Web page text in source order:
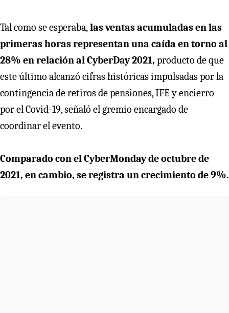
Tal como se esperaba,las ventas acumuladas en las
primeras horas representan una caída en torno al
28% en relación al CyberDay 2021, producto de que
este último alcanzó cifras históricas impulsadas por la
contingencia de retiros de pensiones, IFE y encierro
por el Covid-19, señaló el gremio encargado de
coordinar el evento.
Comparado con el CyberMonday de octubre de
2021, en cambio, se registra un crecimiento de 9%.